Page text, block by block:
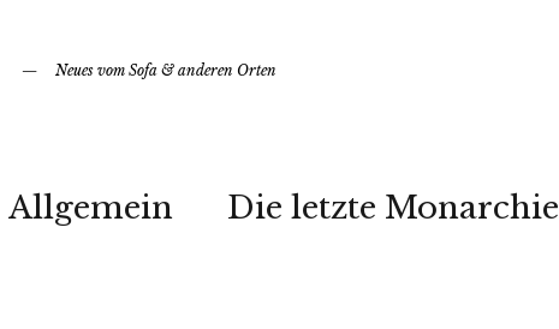
Neues vom Sofa & anderen Orten
Allgemein Die letzte Monarchie